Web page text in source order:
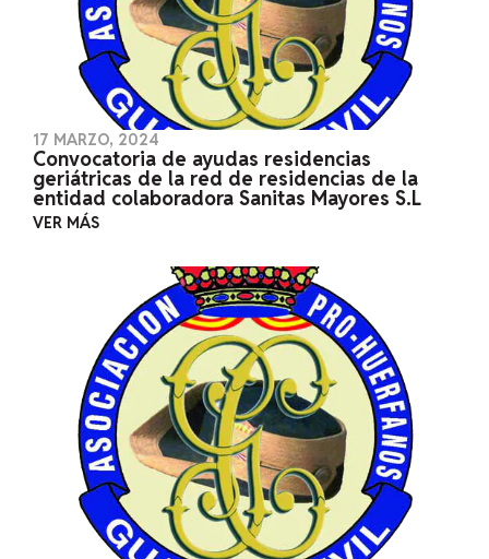
17 MARZO, 2024
Convocatoria de ayudas residencias
geriátricas de la red de residencias de la
entidad colaboradora Sanitas Mayores S.L
VER MÁS